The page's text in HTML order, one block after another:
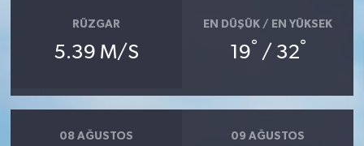
RÜZGAR
5.39 M/S
EN DÜŞÜK / EN YÜKSEK
19° / 32°
08 AĞUSTOS 09 AĞUSTOS
Televizyon
Yaşam